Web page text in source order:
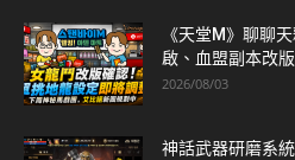
《天堂M》聊聊
啟、血盟副本改
2026/08/03
神話武器研磨系